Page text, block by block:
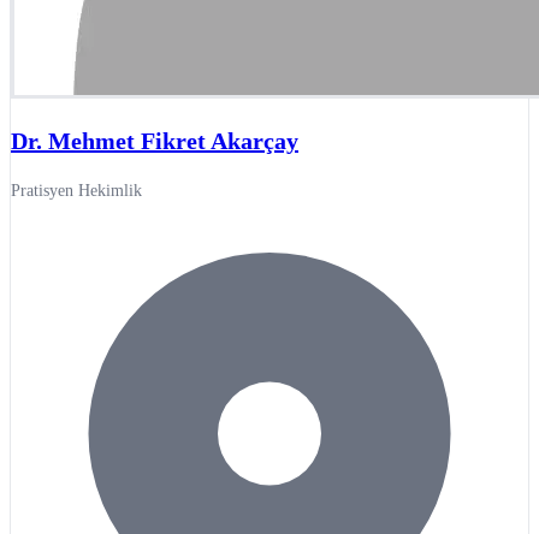
Dr. Mehmet Fikret Akarçay
Pratisyen Hekimlik